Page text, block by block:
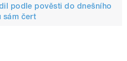
podle pověsti do dnešního
sám čert